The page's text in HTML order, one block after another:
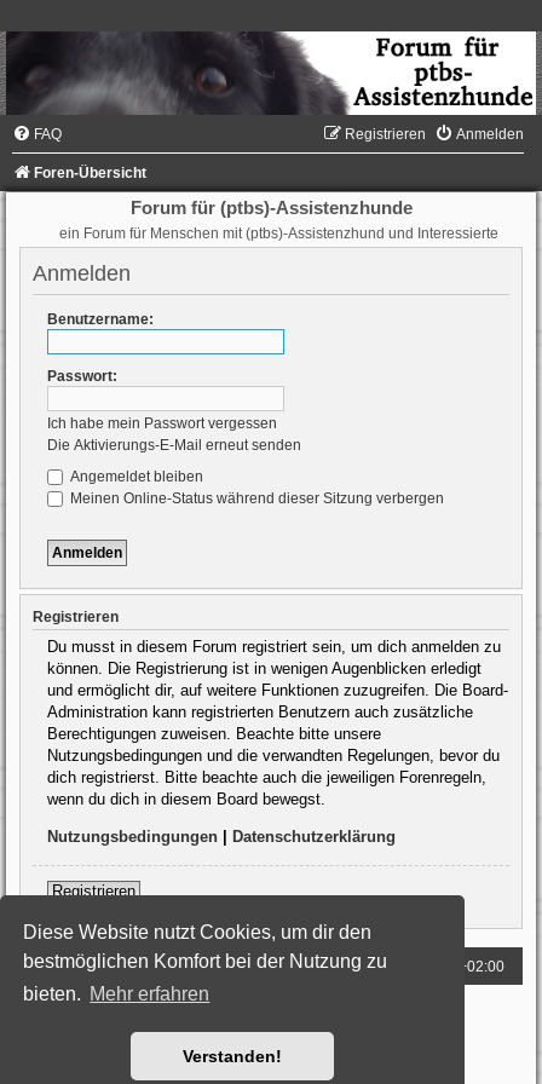
Diese Website nutzt Cookies, um dir den
bestmöglichen Komfort bei der Nutzung zu
bieten. Mehr erfahren
Verstanden!
FAQ Anmelden
Registrieren
Foren-Übersicht
Forum für (ptbs)-Assistenzhunde
ein Forum für Menschen mit (ptbs)-Assistenzhund und Interessierte
Anmelden
Benutzername:
Passwort:
Ich habe mein Passwort vergessen
Die Aktivierungs-E-Mail erneut senden
Angemeldet bleiben
Meinen Online-Status während dieser Sitzung verbergen
Registrieren
Du musst in diesem Forum registriert sein, um dich anmelden zu
können. Die Registrierung ist in wenigen Augenblicken erledigt
und ermöglicht dir, auf weitere Funktionen zuzugreifen. Die Board-
Administration kann registrierten Benutzern auch zusätzliche
Berechtigungen zuweisen. Beachte bitte unsere
Nutzungsbedingungen und die verwandten Regelungen, bevor du
dich registrierst. Bitte beachte auch die jeweiligen Forenregeln,
wenn du dich in diesem Board bewegst.
Nutzungsbedingungen Datenschutzerklärung
Registrieren
Foren-Übersicht Alle Zeiten sind UTC+02:00
Powered byphpBB® Forum Software © phpBB Limited
Nutzungsbedingungen